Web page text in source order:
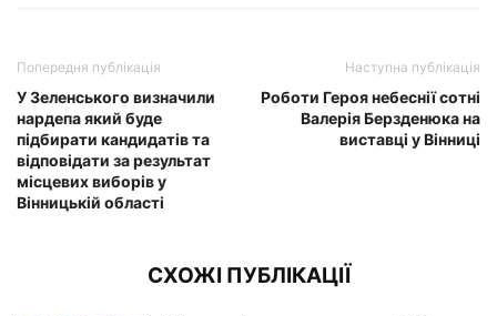
Попередня публікація
У Зеленського визначили
нардепа який буде
підбирати кандидатів та
відповідати за результат
місцевих виборів у
Вінницькій області
Наступна публікація
Роботи Героя небеснії сотні
Валерія Берзденюка на
виставці у Вінниці
СХОЖІ ПУБЛІКАЦІЇ